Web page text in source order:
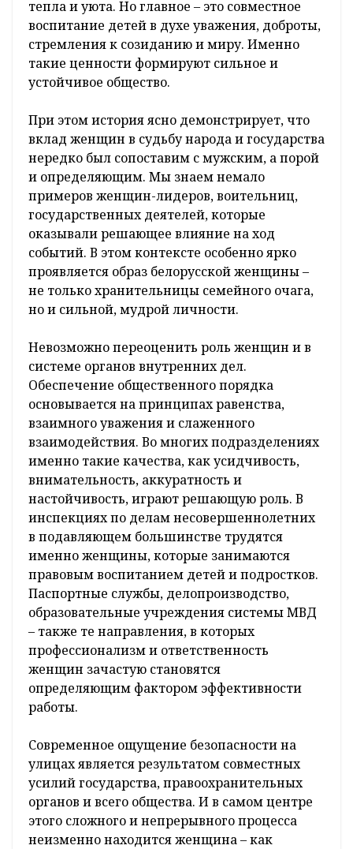
тепла и уюта. Но главное – это совместное
воспитание детей в духе уважения, доброты,
стремления к созиданию и миру. Именно
такие ценности формируют сильное и
устойчивое общество.
При этом история ясно демонстрирует, что
вклад женщин в судьбу народа и государства
нередко был сопоставим с мужским, а порой
и определяющим. Мы знаем немало
примеров женщин-лидеров, воительниц,
государственных деятелей, которые
оказывали решающее влияние на ход
событий. В этом контексте особенно ярко
проявляется образ белорусской женщины –
не только хранительницы семейного очага,
но и сильной, мудрой личности.
Невозможно переоценить роль женщин и в
системе органов внутренних дел.
Обеспечение общественного порядка
основывается на принципах равенства,
взаимного уважения и слаженного
взаимодействия. Во многих подразделениях
именно такие качества, как усидчивость,
внимательность, аккуратность и
настойчивость, играют решающую роль. В
инспекциях по делам несовершеннолетних
в подавляющем большинстве трудятся
именно женщины, которые занимаются
правовым воспитанием детей и подростков.
Паспортные службы, делопроизводство,
образовательные учреждения системы МВД
– также те направления, в которых
профессионализм и ответственность
женщин зачастую становятся
определяющим фактором эффективности
работы.
Современное ощущение безопасности на
улицах является результатом совместных
усилий государства, правоохранительных
органов и всего общества. И в самом центре
этого сложного и непрерывного процесса
неизменно находится женщина – как